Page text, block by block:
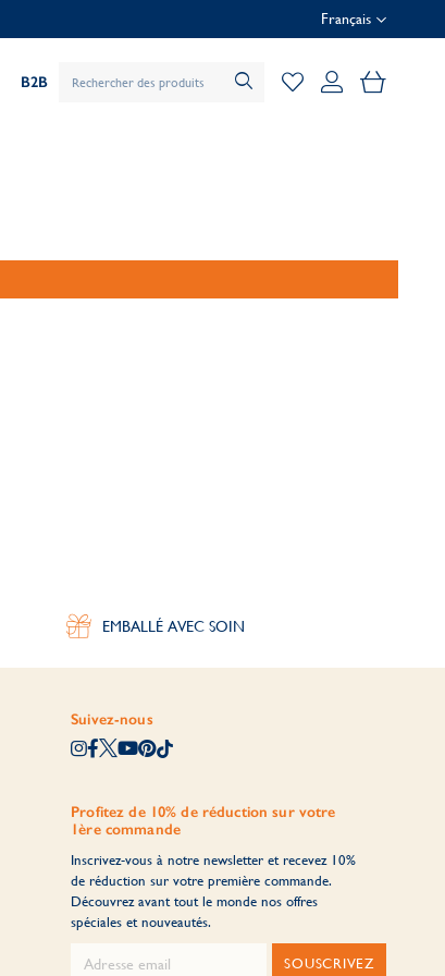
Français
B2B Mon
EMBALLÉ AVEC SOIN
Suivez-nous
Profitez de 10% de réduction sur votre
1ère commande
Inscrivez-vous à notre newsletter et recevez 10%
de réduction sur votre première commande.
Découvrez avant tout le monde nos offres
spéciales et nouveautés.
SOUSCRIVEZ